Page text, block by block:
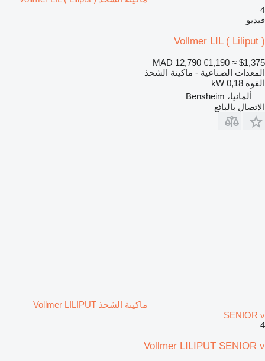
4
فيديو
Vollmer LIL ( Liliput )
MAD 12,790 €1,190 ≈ $1,375
المعدات الصناعية - ماكينة الشحذ
القوة 0,18 kW
ألمانيا، Bensheim
الاتصال بالبائع
ماكينة الشحذ Vollmer LILIPUT
SENIOR v
4
Vollmer LILIPUT SENIOR v